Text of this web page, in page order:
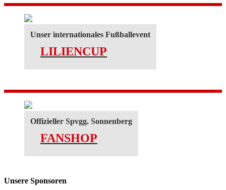
Unser internationales Fußballevent
LILIENCUP
Offizieller Spvgg. Sonnenberg
FANSHOP
Unsere Sponsoren